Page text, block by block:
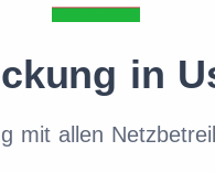
in
mit allen